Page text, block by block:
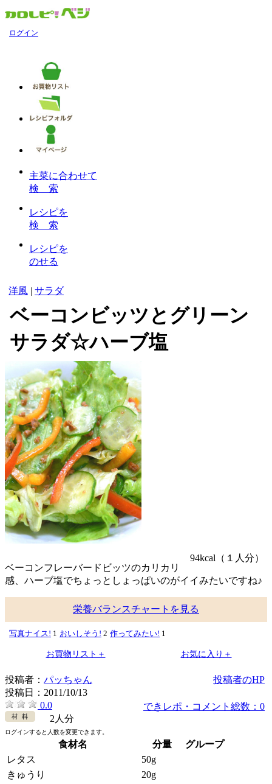
ログイン
主菜に合わせて
検 索
レシピを
検 索
レシピを
のせる
洋風 | サラダ
ベーコンビッツとグリーン
サラダ☆ハーブ塩
94kcal （１人分）
ベーコンフレーバードビッツのカリカリ
感、ハーブ塩でちょっとしょっぱいのがイイみたいですね♪
栄養バランスチャートを見る
写真ナイス! 1 おいしそう! 2 作ってみたい! 1
お買物リスト＋ お気に入り＋
投稿者のHP
投稿者： パッちゃん
投稿日： 2011/10/13
できレポ・コメント総数：0
0.0
2人分
ログインすると人数を変更できます。
食材名 分量
グループ
レタス
50g
きゅうり
20g